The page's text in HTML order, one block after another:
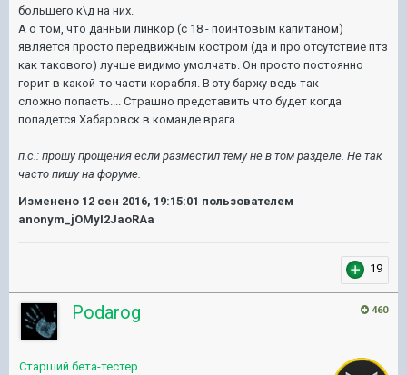
большего к\д на них.
А о том, что данный линкор (с 18 - поинтовым капитаном)
является просто передвижным костром (да и про отсутствие птз
как такового) лучше видимо умолчать. Он просто постоянно
горит в какой-то части корабля. В эту баржу ведь так
сложно попасть.... Страшно представить что будет когда
попадется Хабаровск в команде врага....
п.с.: прошу прощения если разместил тему не в том разделе. Не так
часто пишу на форуме.
Изменено 12 сен 2016, 19:15:01 пользователем
anonym_jOMyI2JaoRAa
19
460
Podarog
Старший бета-тестер